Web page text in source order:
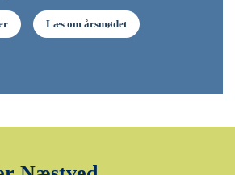
Læs om årsmødet